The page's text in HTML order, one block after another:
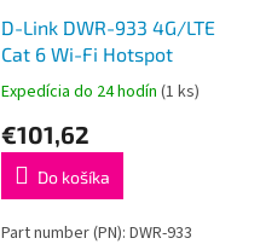
D-Link DWR-933 4G/LTE
Cat 6 Wi-Fi Hotspot
Expedícia do 24 hodín (1 ks)
€101,62
Do košíka
Part number (PN): DWR-933